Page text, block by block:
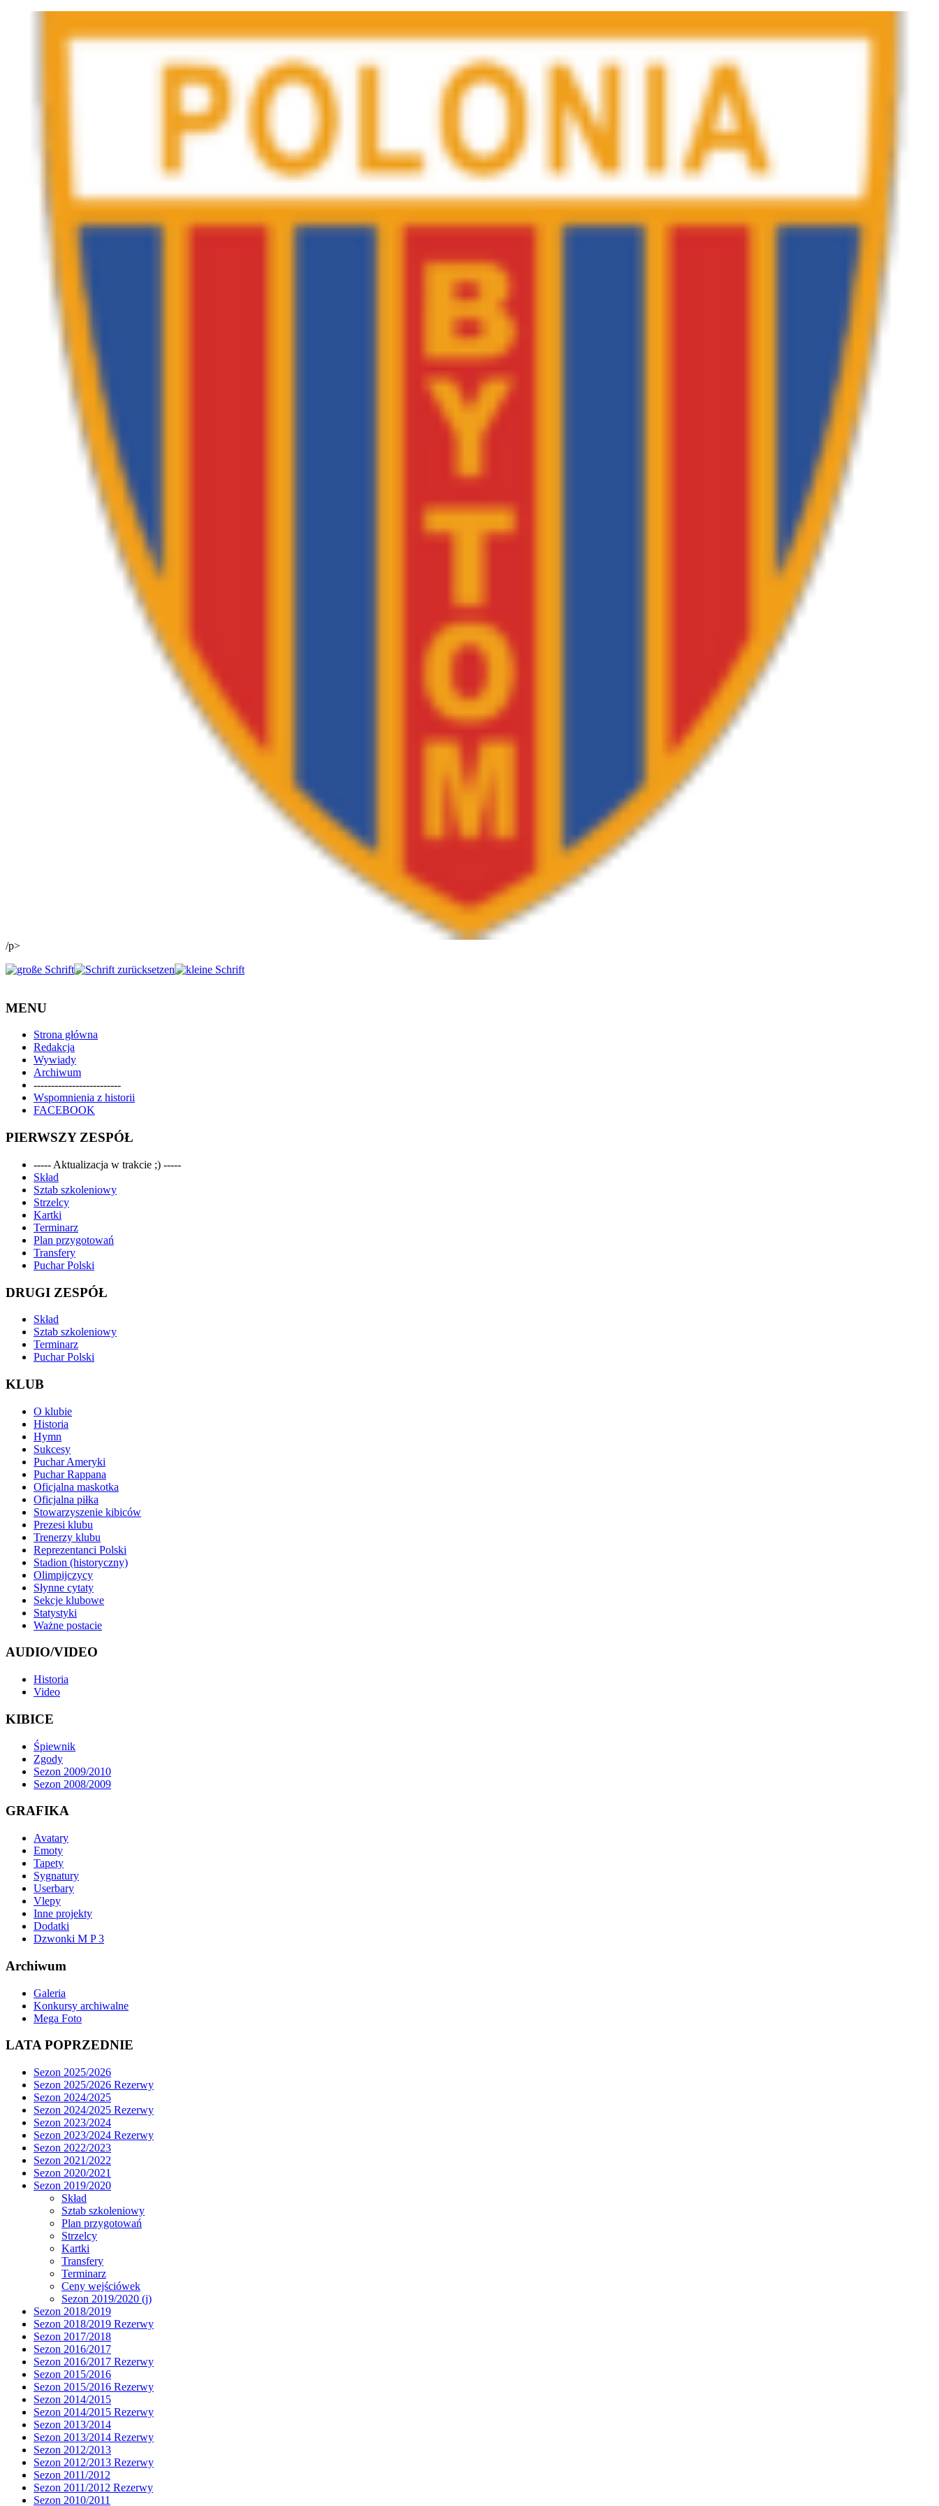
/p>
MENU
Strona główna
Redakcja
Wywiady
Archiwum
-------------------------
Wspomnienia z historii
FACEBOOK
PIERWSZY ZESPÓŁ
----- Aktualizacja w trakcie ;) -----
Skład
Sztab szkoleniowy
Strzelcy
Kartki
Terminarz
Plan przygotowań
Transfery
Puchar Polski
DRUGI ZESPÓŁ
Skład
Sztab szkoleniowy
Terminarz
Puchar Polski
KLUB
O klubie
Historia
Hymn
Sukcesy
Puchar Ameryki
Puchar Rappana
Oficjalna maskotka
Oficjalna piłka
Stowarzyszenie kibiców
Prezesi klubu
Trenerzy klubu
Reprezentanci Polski
Stadion (historyczny)
Olimpijczycy
Słynne cytaty
Sekcje klubowe
Statystyki
Ważne postacie
AUDIO/VIDEO
Historia
Video
KIBICE
Śpiewnik
Zgody
Sezon 2009/2010
Sezon 2008/2009
GRAFIKA
Avatary
Emoty
Tapety
Sygnatury
Userbary
Vlepy
Inne projekty
Dodatki
Dzwonki M P 3
Archiwum
Galeria
Konkursy archiwalne
Mega Foto
LATA POPRZEDNIE
Sezon 2025/2026
Sezon 2025/2026 Rezerwy
Sezon 2024/2025
Sezon 2024/2025 Rezerwy
Sezon 2023/2024
Sezon 2023/2024 Rezerwy
Sezon 2022/2023
Sezon 2021/2022
Sezon 2020/2021
Sezon 2019/2020
Skład
Sztab szkoleniowy
Plan przygotowań
Strzelcy
Kartki
Transfery
Terminarz
Ceny wejściówek
Sezon 2019/2020 (j)
Sezon 2018/2019
Sezon 2018/2019 Rezerwy
Sezon 2017/2018
Sezon 2016/2017
Sezon 2016/2017 Rezerwy
Sezon 2015/2016
Sezon 2015/2016 Rezerwy
Sezon 2014/2015
Sezon 2014/2015 Rezerwy
Sezon 2013/2014
Sezon 2013/2014 Rezerwy
Sezon 2012/2013
Sezon 2012/2013 Rezerwy
Sezon 2011/2012
Sezon 2011/2012 Rezerwy
Sezon 2010/2011